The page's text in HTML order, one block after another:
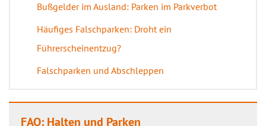
Bußgelder im Ausland: Parken im Parkverbot
Häufiges Falschparken: Droht ein
Führerscheinentzug?
Falschparken und Abschleppen
FAQ: Halten und Parken